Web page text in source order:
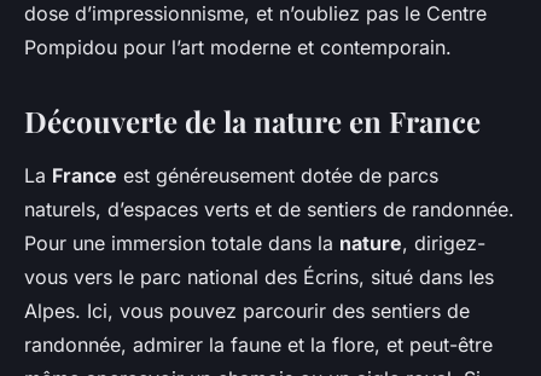
dose d’impressionnisme, et n’oubliez pas le Centre
Pompidou pour l’art moderne et contemporain.
Découverte de la nature en France
La France est généreusement dotée de parcs
naturels, d’espaces verts et de sentiers de randonnée.
Pour une immersion totale dans la nature, dirigez-
vous vers le parc national des Écrins, situé dans les
Alpes. Ici, vous pouvez parcourir des sentiers de
randonnée, admirer la faune et la flore, et peut-être